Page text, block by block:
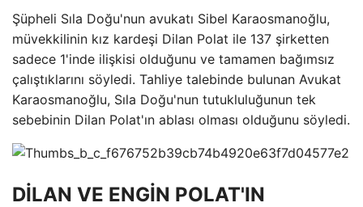
Şüpheli Sıla Doğu'nun avukatı Sibel Karaosmanoğlu,
müvekkilinin kız kardeşi Dilan Polat ile 137 şirketten
sadece 1'inde ilişkisi olduğunu ve tamamen bağımsız
çalıştıklarını söyledi. Tahliye talebinde bulunan Avukat
Karaosmanoğlu, Sıla Doğu'nun tutukluluğunun tek
sebebinin Dilan Polat'ın ablası olması olduğunu söyledi.
DİLAN VE ENGİN POLAT'IN